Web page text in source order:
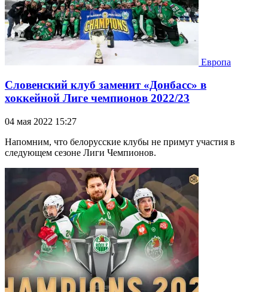
Европа
Словенский клуб заменит «Донбасс» в
хоккейной Лиге чемпионов 2022/23
04 мая 2022 15:27
Напомним, что белорусские клубы не примут участия в
следующем сезоне Лиги Чемпионов.